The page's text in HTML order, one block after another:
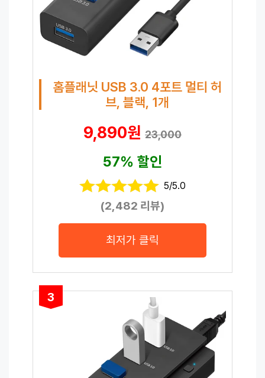
홈플래닛 USB 3.0 4포트 멀티 허
브, 블랙, 1개
9,890원 23,000
57% 할인
5/5.0
(2,482 리뷰)
최저가 클릭
3